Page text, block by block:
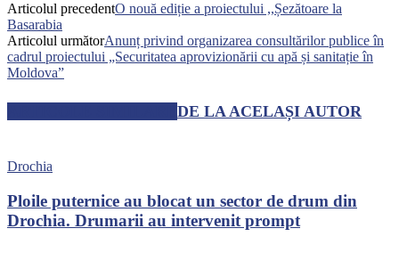
Articolul precedentO nouă ediție a proiectului ,,Șezătoare la
Basarabia
Articolul următorAnunț privind organizarea consultărilor publice în
cadrul proiectului „Securitatea aprovizionării cu apă și sanitație în
Moldova”
DE LA ACELAȘI AUTOR
Drochia
Ploile puternice au blocat un sector de drum din
Drochia. Drumarii au intervenit prompt